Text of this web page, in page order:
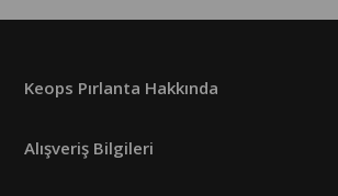
Keops Pırlanta Hakkında
Alışveriş Bilgileri